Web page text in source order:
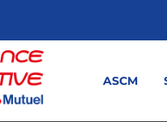
ASCM